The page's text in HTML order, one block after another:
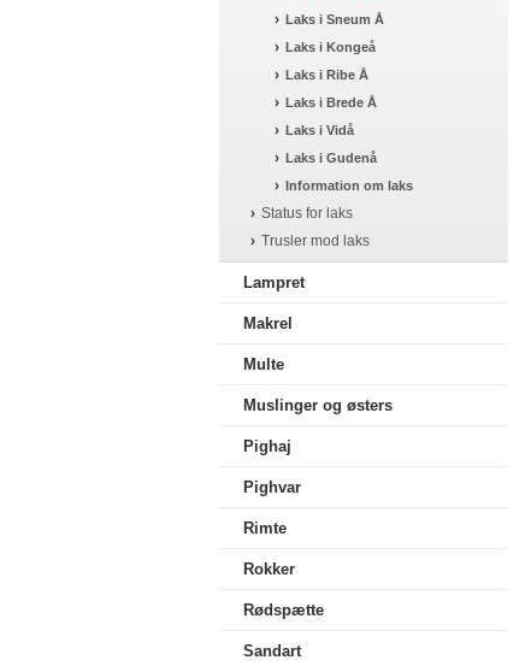
Laks i Sneum Å
Laks i Kongeå
Laks i Ribe Å
Laks i Brede Å
Laks i Vidå
Laks i Gudenå
Information om laks
Status for laks
Trusler mod laks
Lampret
Makrel
Multe
Muslinger og østers
Pighaj
Pighvar
Rimte
Rokker
Rødspætte
Sandart